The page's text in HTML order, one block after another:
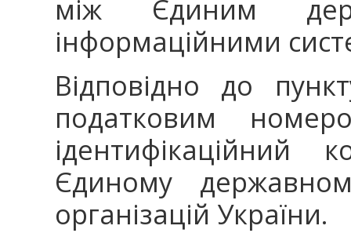
між Єдиним
інформаційними
Відповідно до
податковим
Єдиному
організацій України.